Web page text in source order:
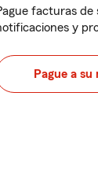
facturas de
y
Pague a su